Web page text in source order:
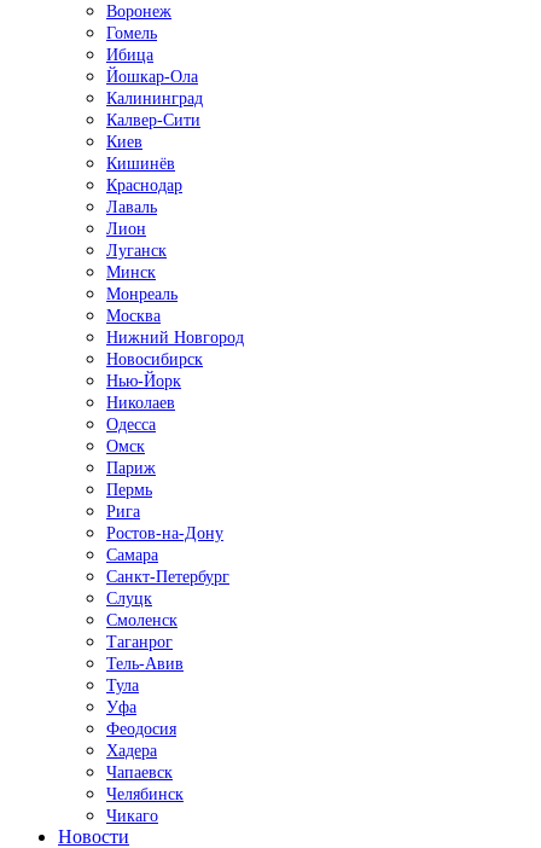
Воронеж
Гомель
Ибица
Йошкар-Ола
Калининград
Калвер-Сити
Киев
Кишинёв
Краснодар
Лаваль
Лион
Луганск
Минск
Монреаль
Москва
Нижний Новгород
Новосибирск
Нью-Йорк
Николаев
Одесса
Омск
Париж
Пермь
Рига
Ростов-на-Дону
Самара
Санкт-Петербург
Слуцк
Смоленск
Таганрог
Тель-Авив
Тула
Уфа
Феодосия
Хадера
Чапаевск
Челябинск
Чикаго
Новости